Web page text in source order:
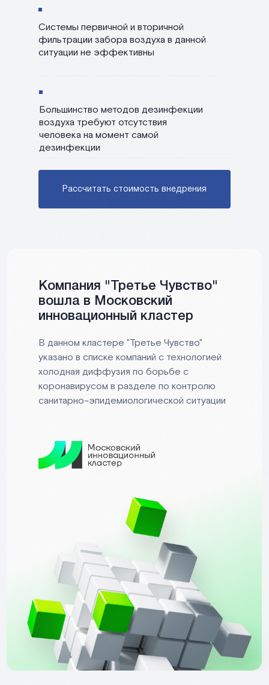
Системы первичной и вторичной
фильтрации забора воздуха в данной
ситуации не эффективны
Большинство методов дезинфекции
воздуха требуют отсутствия
человека на момент самой
дезинфекции
Рассчитать стоимость внедрения
Компания "Третье Чувство"
вошла в Московский
инновационный кластер
В данном кластере "Третье Чувство"
указано в списке компаний с технологией
холодная диффузия по борьбе с
коронавирусом в разделе по контролю
санитарно–эпидемиологической ситуации